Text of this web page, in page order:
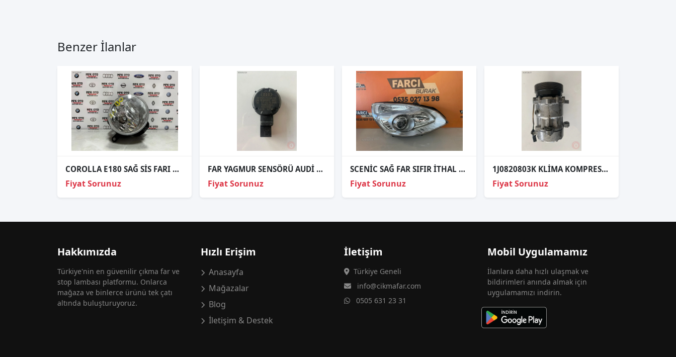
Benzer İlanlar
COROLLA E180 SAĞ SİS FARI ORJİNAL 8121002110
Fiyat Sorunuz
FAR YAGMUR SENSÖRÜ AUDİ A6 8k0955559AH - 8K0910557
Fiyat Sorunuz
SCENİC SAĞ FAR SIFIR İTHAL 06-
Fiyat Sorunuz
1J0820803K KLİMA KOMPRESÖRÜ GOLF4 BORA TOLEDO
Fiyat Sorunuz
Hakkımızda
Türkiye'nin en güvenilir çıkma far ve
stop lambası platformu. Onlarca
mağaza ve binlerce ürünü tek çatı
altında buluşturuyoruz.
Hızlı Erişim
Anasayfa
Mağazalar
Blog
İletişim & Destek
İletişim
Türkiye Geneli
info@cikmafar.com
0505 631 23 31
Mobil Uygulamamız
İlanlara daha hızlı ulaşmak ve
bildirimleri anında almak için
uygulamamızı indirin.